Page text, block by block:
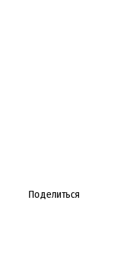
Поделиться